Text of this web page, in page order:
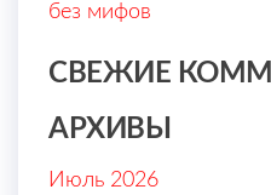
без мифов
СВЕЖИЕ
АРХИВЫ
Июль 2026